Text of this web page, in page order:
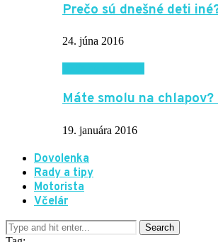
Prečo sú dnešné deti
24. júna 2016
Máte smolu na
19. januára 2016
Dovolenka
Rady a tipy
Motorista
Včelár